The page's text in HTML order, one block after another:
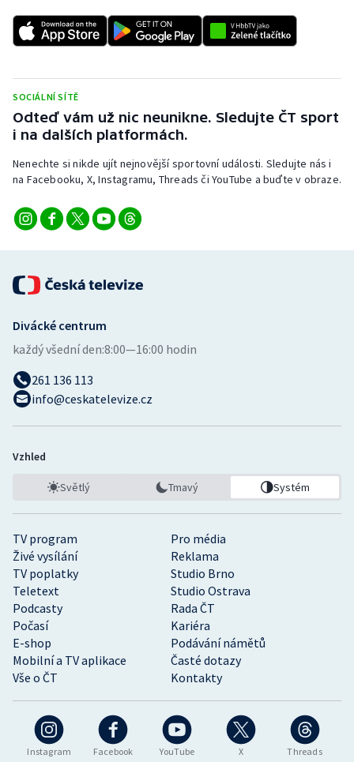
Sportovní střelba
Triatlon
Veslování
Vodní slalom
Volejbal
Ostatní
SOCIÁLNÍ SÍTĚ
Odteď vám už nic neunikne. Sledujte ČT sport
i na dalších platformách.
Nenechte si nikde ujít nejnovější sportovní události. Sledujte nás i
na Facebooku, X, Instagramu, Threads či YouTube a buďte v obraze.
Instagram Facebook YouTube X Threads
TV program
Pro média
Živé vysílání
Reklama
TV poplatky
Studio Brno
Teletext
Studio Ostrava
Podcasty
Rada ČT
Počasí
Kariéra
E-shop
Podávání námětů
Mobilní a TV aplikace
Časté dotazy
Vše o ČT
Kontakty
Divácké centrum
každý všední den:8:00—16:00 hodin
261 136 113
info@ceskatelevize.cz
Vzhled
Světlý Tmavý Systém